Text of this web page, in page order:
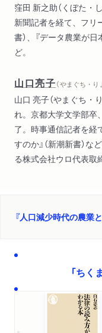
窪田 新之助（くぼた・
新聞記者を経て、フリ
書）、『データ農業が
ど。
山口亮子（ やまぐち・り
山口 亮子（やまぐち・
れ。京都大学文学部卒
了。時事通信記者を経
すのか』（新潮新書）
る株式会社ウロ代表取
『人口減少時代の農業
「ちく